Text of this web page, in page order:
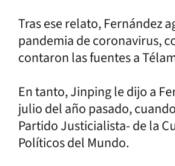
Tras ese relato, Fernández
pandemia de coronavirus,
contaron las fuentes a
En tanto, Jinping le dijo a
julio del año pasado,
Partido Justicialista- de la
Políticos del Mundo.